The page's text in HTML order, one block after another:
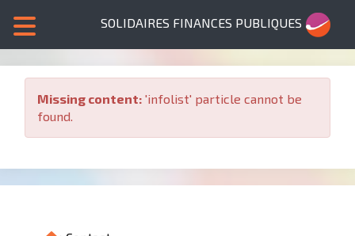
SOLIDAIRES FINANCES PUBLIQUES
Missing content: 'infolist' particle cannot be
found.